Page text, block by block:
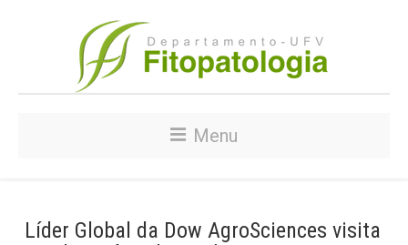
Menu
Líder Global da Dow AgroSciences visita